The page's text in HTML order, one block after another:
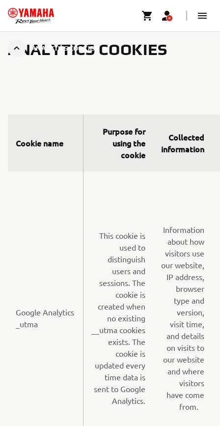
ANALYTICS COOKIES
ANALYTICS COOKIES
Cookie name
Purpose for
using the
cookie
Collected
information
Google Analytics
_utma
This cookie is
used to
distinguish
users and
sessions. The
cookie is
created when
no existing
__utma cookies
exists. The
cookie is
updated every
time data is
sent to Google
Analytics.
Information
about how
visitors use
our website,
IP address,
browser
type and
version,
visit time,
and details
on visits to
our website
and where
visitors
have come
from.